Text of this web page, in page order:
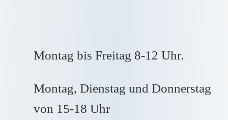
Montag bis Freitag 8-12 Uhr.
Montag, Dienstag und Donnerstag
von 15-18 Uhr